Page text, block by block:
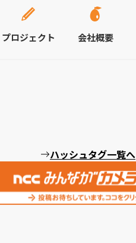
プロジェクト 会社概要
ハッシュタグ一覧へ